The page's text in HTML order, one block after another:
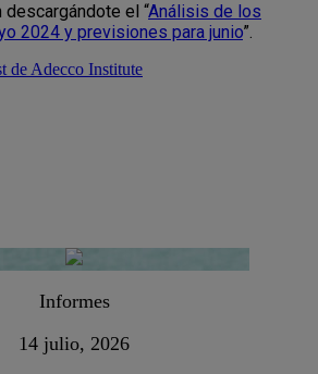
el “Análisis de los
2024 y previsiones para junio”.
de Adecco Institute
Informes
14 julio, 2026